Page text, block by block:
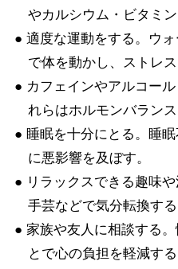
やカルシウム・ビタミン
● 適度な運動をする。ウ
で体を動かし、ストレス
● カフェインやアルコー
れらはホルモンバラン
● 睡眠を十分にとる。睡
に悪影響を及ぼす。
● リラックスできる趣味
手芸などで気分転換する
● 家族や友人に相談する
とで心の負担を軽減する